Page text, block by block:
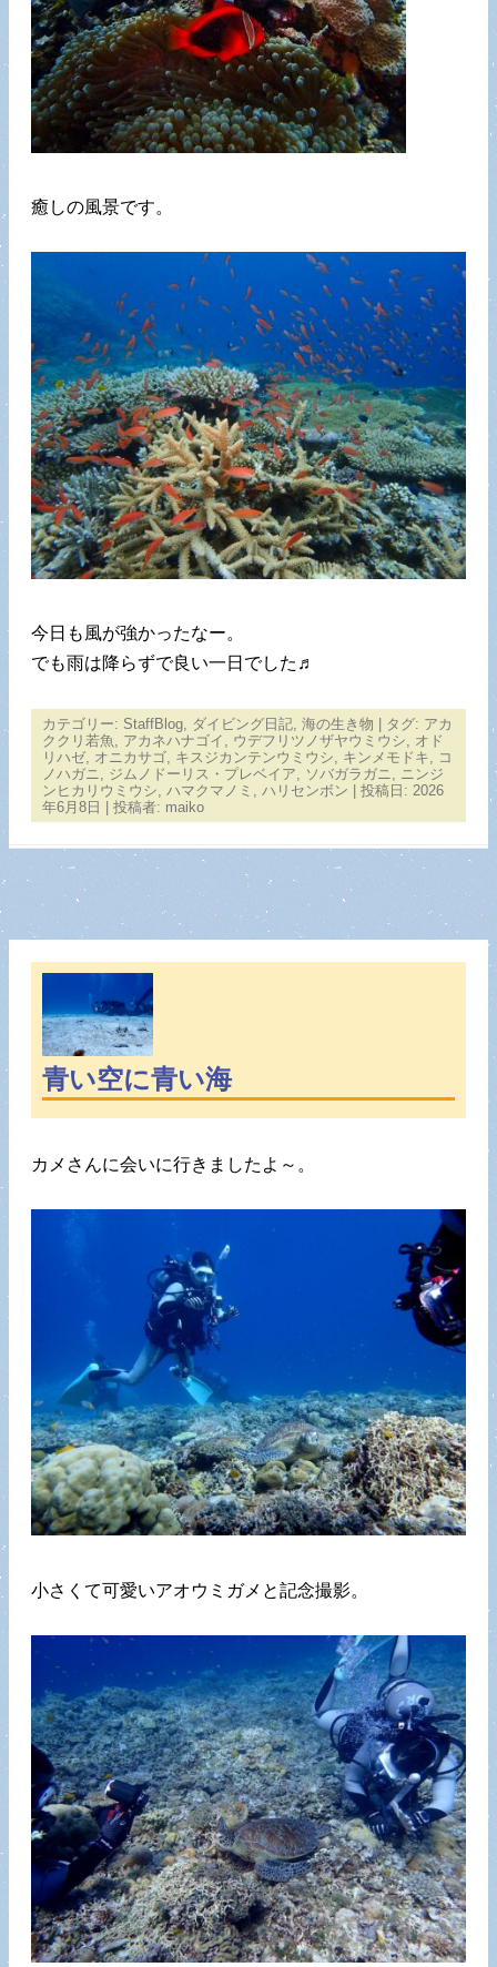
癒しの風景です。
今日も風が強かったなー。
でも雨は降らずで良い一日でした♬
カテゴリー: StaffBlog ダイビング日記 海の生き物 | タグ: アカ
ククリ若魚
アカネハナゴイ ウデフリツノザヤウミウシ
オド
リハゼ オニカサゴ キスジカンテンウミウシ キンメモドキ
コ
ノハガニ
ジムノドーリス・プレベイア ソバガラガニ
ニンジ
ンヒカリウミウシ ハマクマノミ ハリセンボン | 投稿日: 2026
年6月8日 | 投稿者: maiko
青い空に青い海
カメさんに会いに行きましたよ～。
小さくて可愛いアオウミガメと記念撮影。